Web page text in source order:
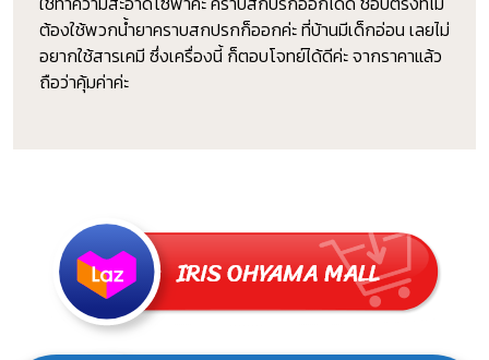
ต้องใช้พวกน้ำยาคราบสกปรกก็ออกค่ะ ที่บ้านมีเด็กอ่อน เลยไม่
อยากใช้สารเคมี ซึ่งเครื่องนี้ ก็ตอบโจทย์ได้ดีค่ะ จากราคาแล้ว
ถือว่าคุ้มค่าค่ะ